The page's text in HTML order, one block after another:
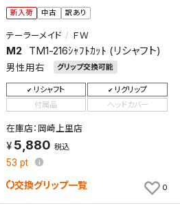
新入荷 中古 訳あり
テーラーメイド ＦＷ
M2 TM1-216ｼｬﾌﾄｶｯﾄ (リシャフト)
男性用右 グリップ交換可能
リシャフト
リグリップ
付属品
ヘッドカバー
在庫店：岡崎上里店
5,880 税込
53 pt
交換グリップ一覧 0